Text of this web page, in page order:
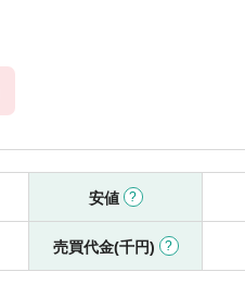
安値
売買代金(千円)